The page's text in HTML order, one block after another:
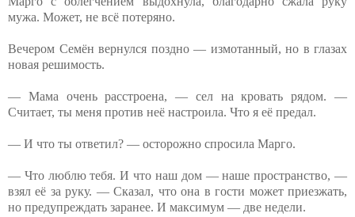
мужа. Может, не всё потеряно.
Вечером Семён вернулся поздно — измотанный, но в глазах
новая решимость.
— Мама очень расстроена, — сел на кровать рядом. —
Считает, ты меня против неё настроила. Что я её предал.
— И что ты ответил? — осторожно спросила Марго.
— Что люблю тебя. И что наш дом — наше пространство, —
взял её за руку. — Сказал, что она в гости может приезжать,
но предупреждать заранее. И максимум — две недели.